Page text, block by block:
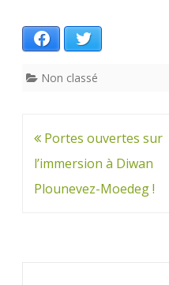
Facebook
Non classé
Navigation
de
l’article
Portes ouvertes sur
l’immersion à Diwan
Plounevez-Moedeg !